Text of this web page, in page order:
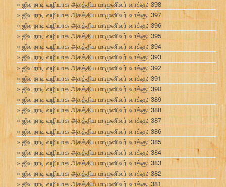
ஜீவ நாடி வழியாக அகத்திய மாமுனிவர் வாக்கு: 398
ஜீவ நாடி வழியாக அகத்திய மாமுனிவர் வாக்கு: 397
ஜீவ நாடி வழியாக அகத்திய மாமுனிவர் வாக்கு: 396
ஜீவ நாடி வழியாக அகத்திய மாமுனிவர் வாக்கு: 395
ஜீவ நாடி வழியாக அகத்திய மாமுனிவர் வாக்கு: 394
ஜீவ நாடி வழியாக அகத்திய மாமுனிவர் வாக்கு: 393
ஜீவ நாடி வழியாக அகத்திய மாமுனிவர் வாக்கு: 392
ஜீவ நாடி வழியாக அகத்திய மாமுனிவர் வாக்கு: 391
ஜீவ நாடி வழியாக அகத்திய மாமுனிவர் வாக்கு: 390
ஜீவ நாடி வழியாக அகத்திய மாமுனிவர் வாக்கு: 389
ஜீவ நாடி வழியாக அகத்திய மாமுனிவர் வாக்கு: 388
ஜீவ நாடி வழியாக அகத்திய மாமுனிவர் வாக்கு: 387
ஜீவ நாடி வழியாக அகத்திய மாமுனிவர் வாக்கு: 386
ஜீவ நாடி வழியாக அகத்திய மாமுனிவர் வாக்கு: 385
ஜீவ நாடி வழியாக அகத்திய மாமுனிவர் வாக்கு: 384
ஜீவ நாடி வழியாக அகத்திய மாமுனிவர் வாக்கு: 383
ஜீவ நாடி வழியாக அகத்திய மாமுனிவர் வாக்கு: 382
ஜீவ நாடி வழியாக அகத்திய மாமுனிவர் வாக்கு: 381